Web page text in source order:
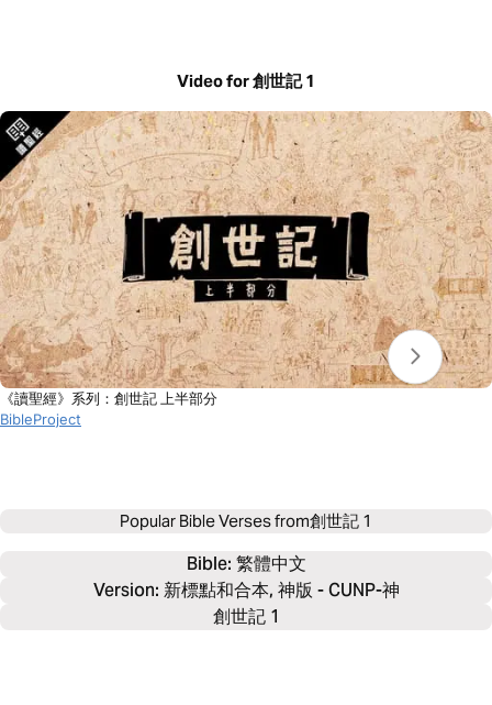
Video for 創世記 1
《讀聖經》系列：創世記 上半部分
BibleProject
Popular Bible Verses from創世記 1
Bible: 繁體中文
Version: 新標點和合本, 神版 - CUNP-神
創世記 1